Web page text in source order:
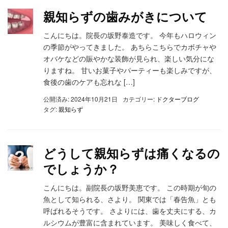
親知らずの歯みがきについて
こんにちは。院長の坂野泰造です。 今年もハロウィン
の季節がやってきました。 あちらこちらでカボチャや
オバケなどの賑やかな装飾が見られ、楽しい気分にな
りますね。 甘いお菓子やパーティーも楽しみですが、
食後の歯のケアも忘れな […]
公開済み: 2024年10月21日 カテゴリー: ドクターブログ
タグ:親知らず
どうして親知らずは痛くなるの
でしょうか？
こんにちは。副院長の坂野美恵です。 この時期が旬の
魚として知られる、さより。 関東では「春告魚」とも
呼ばれるそうです。 さよりには、歯を丈夫にする、カ
ルシウムが豊富に含まれています。 美味しく食べて、